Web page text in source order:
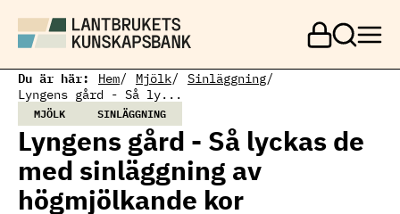
a
Du är här: Hem Mjölk
Sinläggning
Lyngens gård - Så ly...
MJÖLK SINLÄGGNING
Lyngens gård - Så lyckas de
med sinläggning av
högmjölkande kor